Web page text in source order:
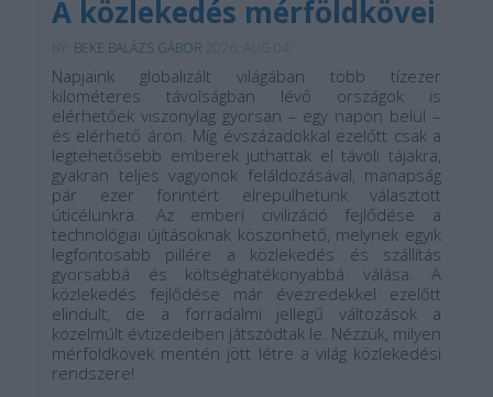
A közlekedés mérföldkövei
BEKE BALÁZS GÁBOR
Napjaink globalizált világában több tízezer
kilométeres távolságban lévő országok is
elérhetőek viszonylag gyorsan – egy napon belül –
és elérhető áron. Míg évszázadokkal ezelőtt csak a
legtehetősebb emberek juthattak el távoli tájakra,
gyakran teljes vagyonok feláldozásával, manapság
pár ezer forintért elrepülhetünk választott
úticélunkra. Az emberi civilizáció fejlődése a
technológiai újításoknak köszönhető, melynek egyik
legfontosabb pillére a közlekedés és szállítás
gyorsabbá és költséghatékonyabbá válása. A
közlekedés fejlődése már évezredekkel ezelőtt
elindult, de a forradalmi jellegű változások a
közelmúlt évtizedeiben játszódtak le. Nézzük, milyen
mérföldkövek mentén jött létre a világ közlekedési
rendszere!